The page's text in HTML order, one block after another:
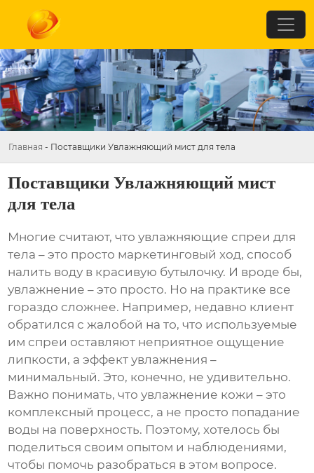
Главная - Поставщики Увлажняющий мист для тела
Поставщики Увлажняющий мист
для тела
Многие считают, чтоувлажняющие спреи для
тела – это просто маркетинговый ход, способ
налить воду в красивую бутылочку. И вроде бы,
увлажнение – это просто. Но на практике все
гораздо сложнее. Например, недавно клиент
обратился с жалобой на то, что используемые
им спреи оставляют неприятное ощущение
липкости, а эффект увлажнения –
минимальный. Это, конечно, не удивительно.
Важно понимать, что увлажнение кожи – это
комплексный процесс, а не просто попадание
воды на поверхность. Поэтому, хотелось бы
поделиться своим опытом и наблюдениями,
чтобы помочь разобраться в этом вопросе.